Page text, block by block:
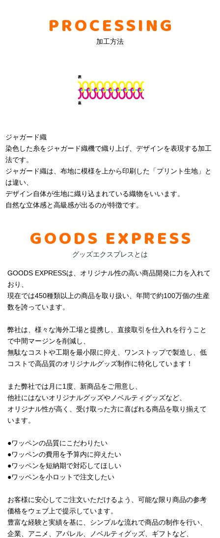
PROCESSING
加工方法
ジャガード織
染色した糸をジャガード織機で織り上げ、デザインを表現する加工
法です。
ジャガード織は、布地に模様を上から印刷した「プリント生地」と
は違い、
デザイン自体が生地に織り込まれている織物をいいます。
自然な立体感と高級感が出るのが特徴です。
GOODS EXPRESS
グッズエクスプレスとは
GOODS EXPRESSは、オリジナル性の高い商品開発に力を入れて
おり、
現在では450種類以上の商品を取り扱い、年間で約100万個の生産
数を誇っています。
弊社は、様々な海外工場と提携し、直接取引を仕入れを行うこと
で中間マージンを削減し、
無駄なコストや工期を最小限に抑え、ワンストップで製造し、低
コストで高品質のオリジナルグッズ制作に特化しています！
また弊社では月に1度、新商品をご用意し、
他社にはないオリジナルグッズやノベルティグッズなど、
オリジナル性が高く、受け取った方に喜ばれる商品を取り揃えて
います。
●ワッペンの品質にこだわりたい
●ワッペンの費用を予算内に抑えたい
●ワッペンを短納期で対応してほしい
●ワッペンを小ロットで注文したい
お客様に安心してご注文いただけるよう、可能な限り商品の参考
価格をウェブ上で提示しています。
豊富な経験と実績を基に、シンプルな流れで商品の制作を行い、
企業、アニメ、アパレル、ノベルティグッズ、ギフトなど、